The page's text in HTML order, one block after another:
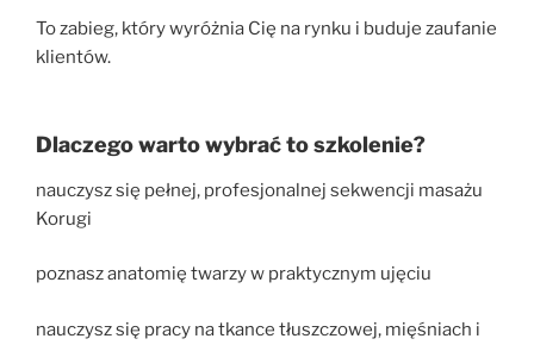
To zabieg, który wyróżnia Cię na rynku i buduje zaufanie
klientów.
Dlaczego warto wybrać to szkolenie?
nauczysz się pełnej, profesjonalnej sekwencji masażu
Korugi
poznasz anatomię twarzy w praktycznym ujęciu
nauczysz się pracy na tkance tłuszczowej, mięśniach i